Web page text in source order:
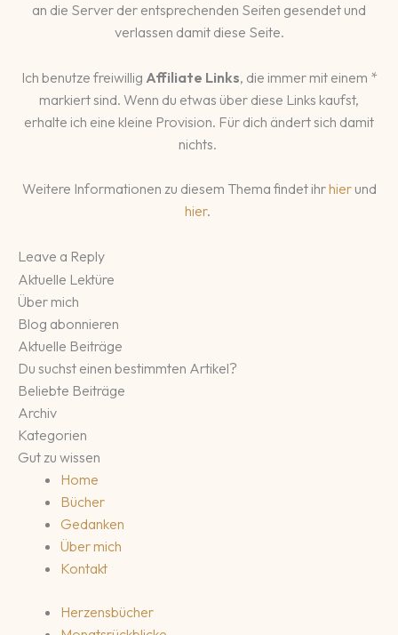
an die Server der entsprechenden Seiten gesendet und
verlassen damit diese Seite.
Ich benutze freiwillig Affiliate Links, die immer mit einem *
markiert sind. Wenn du etwas über diese Links kaufst,
erhalte ich eine kleine Provision. Für dich ändert sich damit
nichts.
Weitere Informationen zu diesem Thema findet ihrhierund
hier.
Leave a Reply
Aktuelle Lektüre
Über mich
Blog abonnieren
Aktuelle Beiträge
Du suchst einen bestimmten Artikel?
Beliebte Beiträge
Archiv
Kategorien
Gut zu wissen
Home
Bücher
Gedanken
Über mich
Kontakt
Herzensbücher